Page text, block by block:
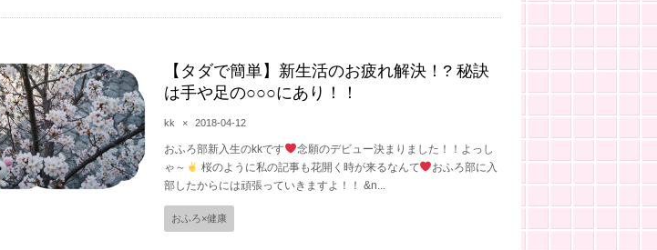
【タダで簡単】新生活のお疲れ解決！? 秘訣
は手や足の○○○にあり！！
kk × 2018-04-12
おふろ部新入生のkkです
念願のデビュー決まりました！！よっし
ゃ～
桜のように私の記事も花開く時が来るなんて
おふろ部に入
部したからには頑張っていきますよ！！ &n...
おふろ×健康